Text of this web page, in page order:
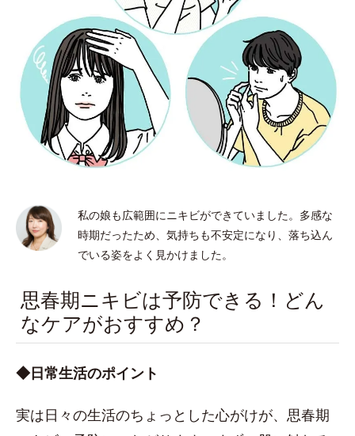
私の娘も広範囲にニキビができていました。多感な
時期だったため、気持ちも不安定になり、落ち込ん
でいる姿をよく見かけました。
思春期ニキビは予防できる！どん
なケアがおすすめ？
◆日常生活のポイント
実は日々の生活のちょっとした心がけが、思春期